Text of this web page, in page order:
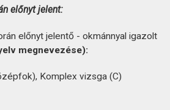
előnyt jelent:
előnyt jelentő - okmánnyal igazolt
megnevezése):
Komplex vizsga (C)